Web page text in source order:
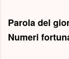
Parola del
Numeri